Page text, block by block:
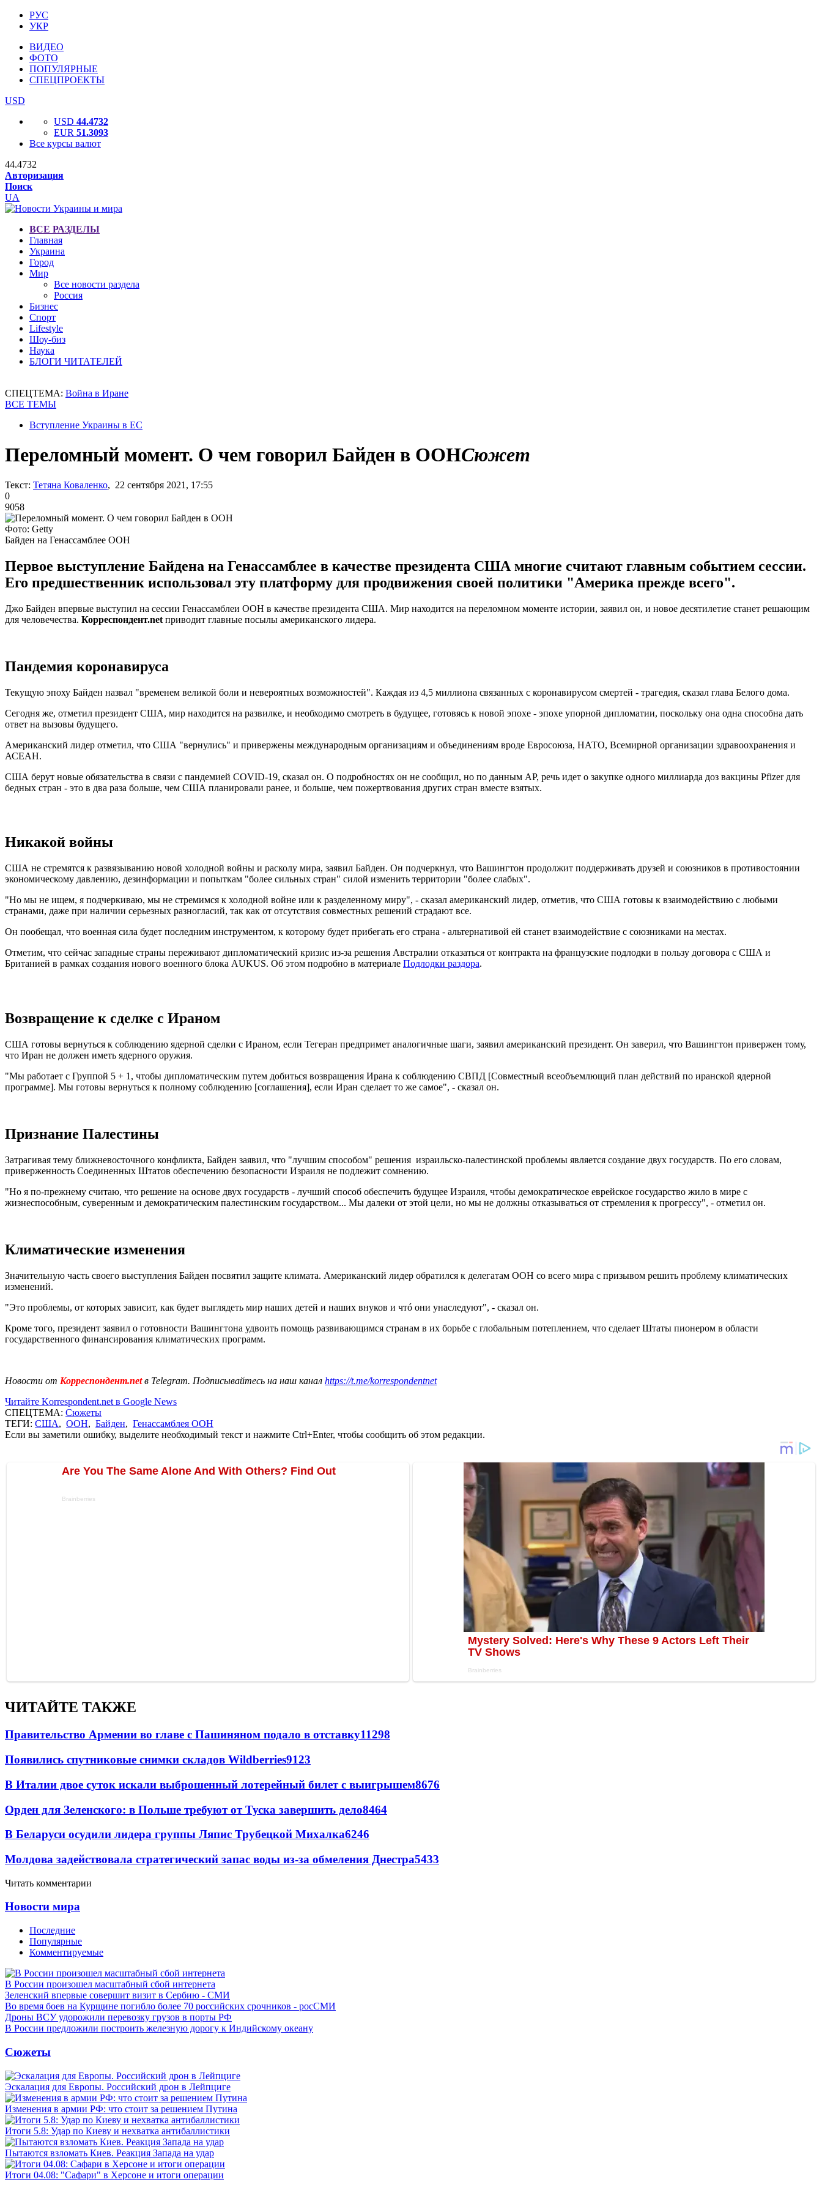
РУС
УКР
ВИДЕО
ФОТО
ПОПУЛЯРНЫЕ
СПЕЦПРОЕКТЫ
USD
USD 44.4732
EUR 51.3093
Все курсы валют
44.4732
Авторизация
Поиск
UA
ВСЕ РАЗДЕЛЫ
Главная
Украина
Город
Мир
Все новости раздела
Россия
Бизнес
Спорт
Lifestyle
Шоу-биз
Наука
БЛОГИ ЧИТАТЕЛЕЙ
СПЕЦТЕМА: Война в Иране
ВСЕ ТЕМЫ
Вступление Украины в ЕС
Переломный момент. О чем говорил Байден в ООНСюжет
Текст: Тетяна Коваленко, 22 сентября 2021, 17:55
0
9058
Фото: Getty
Байден на Генассамблее ООН
Первое выступление Байдена на Генассамблее в качестве президента США многие считают главным событием сессии.
Его предшественник использовал эту платформу для продвижения своей политики "Америка прежде всего".
Джо Байден впервые выступил на сессии Генассамблеи ООН в качестве президента США. Мир находится на переломном моменте истории, заявил он, и новое десятилетие станет решающим
для человечества. Корреспондент.net приводит главные посылы американского лидера.
Пандемия коронавируса
Текущую эпоху Байден назвал "временем великой боли и невероятных возможностей". Каждая из 4,5 миллиона связанных с коронавирусом смертей - трагедия, сказал глава Белого дома.
Сегодня же, отметил президент США, мир находится на развилке, и необходимо смотреть в будущее, готовясь к новой эпохе - эпохе упорной дипломатии, поскольку она одна способна дать
ответ на вызовы будущего.
Американский лидер отметил, что США "вернулись" и привержены международным организациям и объединениям вроде Евросоюза, НАТО, Всемирной организации здравоохранения и
АСЕАН.
США берут новые обязательства в связи с пандемией COVID-19, сказал он. О подробностях он не сообщил, но по данным AP, речь идет о закупке одного миллиарда доз вакцины Pfizer для
бедных стран - это в два раза больше, чем США планировали ранее, и больше, чем пожертвования других стран вместе взятых.
Никакой войны
США не стремятся к развязыванию новой холодной войны и расколу мира, заявил Байден. Он подчеркнул, что Вашингтон продолжит поддерживать друзей и союзников в противостоянии
экономическому давлению, дезинформации и попыткам "более сильных стран" силой изменить территории "более слабых".
"Но мы не ищем, я подчеркиваю, мы не стремимся к холодной войне или к разделенному миру", - сказал американский лидер, отметив, что США готовы к взаимодействию с любыми
странами, даже при наличии серьезных разногласий, так как от отсутствия совместных решений страдают все.
Он пообещал, что военная сила будет последним инструментом, к которому будет прибегать его страна - альтернативой ей станет взаимодействие с союзниками на местах.
Отметим, что сейчас западные страны переживают дипломатический кризис из-за решения Австралии отказаться от контракта на французские подлодки в пользу договора с США и
Британией в рамках создания нового военного блока AUKUS. Об этом подробно в материале Подлодки раздора.
Возвращение к сделке с Ираном
США готовы вернуться к соблюдению ядерной сделки с Ираном, если Тегеран предпримет аналогичные шаги, заявил американский президент. Он заверил, что Вашингтон привержен тому,
что Иран не должен иметь ядерного оружия.
"Мы работает с Группой 5 + 1, чтобы дипломатическим путем добиться возвращения Ирана к соблюдению СВПД [Совместный всеобъемлющий план действий по иранской ядерной
программе]. Мы готовы вернуться к полному соблюдению [соглашения], если Иран сделает то же самое", - сказал он.
Признание Палестины
Затрагивая тему ближневосточного конфликта, Байден заявил, что "лучшим способом" решения израильско-палестинской проблемы является создание двух государств. По его словам,
приверженность Соединенных Штатов обеспечению безопасности Израиля не подлежит сомнению.
"Но я по-прежнему считаю, что решение на основе двух государств - лучший способ обеспечить будущее Израиля, чтобы демократическое еврейское государство жило в мире с
жизнеспособным, суверенным и демократическим палестинским государством... Мы далеки от этой цели, но мы не должны отказываться от стремления к прогрессу", - отметил он.
Климатические изменения
Значительную часть своего выступления Байден посвятил защите климата. Американский лидер обратился к делегатам ООН со всего мира с призывом решить проблему климатических
изменений.
"Это проблемы, от которых зависит, как будет выглядеть мир наших детей и наших внуков и чтó они унаследуют", - сказал он.
Кроме того, президент заявил о готовности Вашингтона удвоить помощь развивающимся странам в их борьбе с глобальным потеплением, что сделает Штаты пионером в области
государственного финансирования климатических программ.
Новости от Корреспондент.netв Telegram. Подписывайтесь на наш канал https://t.me/korrespondentnet
Читайте Korrespondent.net в Google News
СПЕЦТЕМА: Сюжеты
ТЕГИ: США, ООН, Байден, Генассамблея ООН
Если вы заметили ошибку, выделите необходимый текст и нажмите Ctrl+Enter, чтобы сообщить об этом редакции.
ЧИТАЙТЕ ТАКЖЕ
Правительство Армении во главе с Пашиняном подало в отставку11298
Появились спутниковые снимки складов Wildberries9123
В Италии двое суток искали выброшенный лотерейный билет с выигрышем8676
Орден для Зеленского: в Польше требуют от Туска завершить дело8464
В Беларуси осудили лидера группы Ляпис Трубецкой Михалка6246
Молдова задействовала стратегический запас воды из-за обмеления Днестра5433
Читать комментарии
Новости мира
Последние
Популярные
Комментируемые
В России произошел масштабный сбой интернета
Зеленский впервые совершит визит в Сербию - СМИ
Во время боев на Курщине погибло более 70 российских срочников - росСМИ
Дроны ВСУ удорожили перевозку грузов в порты РФ
В России предложили построить железную дорогу к Индийскому океану
Сюжеты
Эскалация для Европы. Российский дрон в Лейпциге
Изменения в армии РФ: что стоит за решением Путина
Итоги 5.8: Удар по Киеву и нехватка антибаллистики
Пытаются взломать Киев. Реакция Запада на удар
Итоги 04.08: "Сафари" в Херсоне и итоги операции